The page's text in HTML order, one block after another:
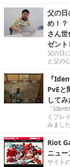
父の日
め！
さん
ゼント
父の日
と父の
『
PvEと
してみ
『
くプレ
みまし
Riot
ニュー
サイト